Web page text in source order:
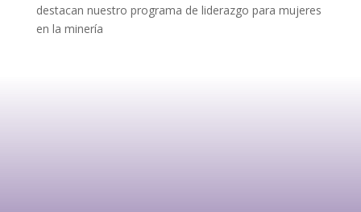
destacan nuestro programa de liderazgo para mujeres
en la minería